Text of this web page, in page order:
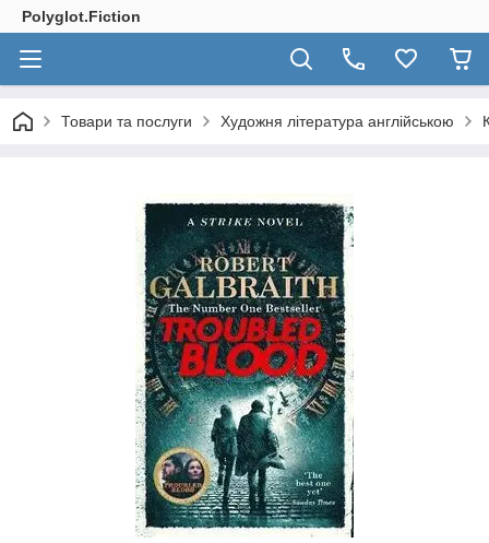
Polyglot.Fiction
Товари та послуги Художня література англійською